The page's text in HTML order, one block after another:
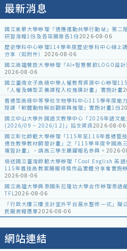
最新消息
國立東華大學辦理「適應運動共學行動站」第二
研習海報1份及各區簡章各1份2026-08-06
歷史學科中心辦理114學年度歷史學科中心線上
分享（如附件） 2026-08-06
國立高雄餐旅大學辦理「AI+智慧餐飲LOGO設
2026-08-06
國立臺南女子高級中學人權教育資源中心辦理
「人權及轉型正義課程入校推廣計畫」實施計畫
普通型高級中等學校生物學科中心115學年度能
授課「軟體動物解剖觀察與推理」實施計畫1份
國立中山大學外國語文教學中心「2026年語文能
(2026/09 ~ 2026/12)」招生資訊2026-08-06
國立彰化師範大學辦理「115年至116年普通暨
適性教學教材開發計畫」之「115學年度全國高
複習計畫」，請高三學生踴躍報名參與。 2026-
檢送國立臺灣師範大學辦理「Cool English 英語
115年普技高教案簡報得獎作品實體分享會實施
2026-08-06
國立高雄大學與泰國朱拉隆功大學合作辦理泰語
TFL2026-08-06
「行政大樓三樓主計室外平台漏水整修一式」擬
民廠商報價單2026-08-06
網站連結